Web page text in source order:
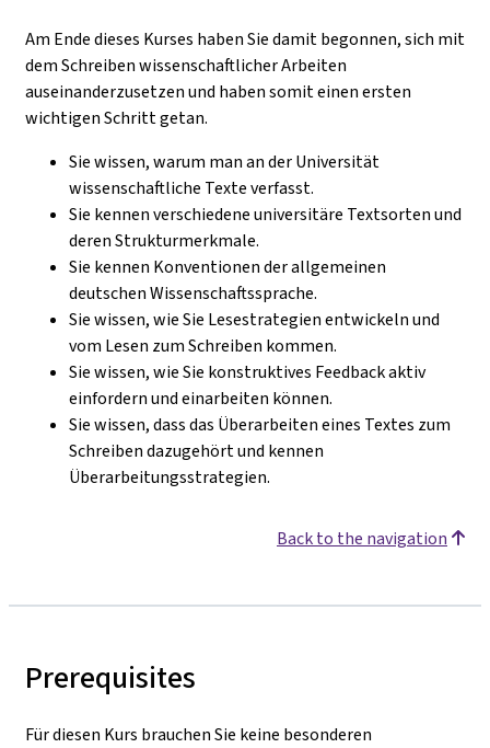
Am Ende dieses Kurses haben Sie damit begonnen, sich mit
dem Schreiben wissenschaftlicher Arbeiten
auseinanderzusetzen und haben somit einen ersten
wichtigen Schritt getan.
Sie wissen, warum man an der Universität
wissenschaftliche Texte verfasst.
Sie kennen verschiedene universitäre Textsorten und
deren Strukturmerkmale.
Sie kennen Konventionen der allgemeinen
deutschen Wissenschaftssprache.
Sie wissen, wie Sie Lesestrategien entwickeln und
vom Lesen zum Schreiben kommen.
Sie wissen, wie Sie konstruktives Feedback aktiv
einfordern und einarbeiten können.
Sie wissen, dass das Überarbeiten eines Textes zum
Schreiben dazugehört und kennen
Überarbeitungsstrategien.
Back to the navigation
Prerequisites
Für diesen Kurs brauchen Sie keine besonderen